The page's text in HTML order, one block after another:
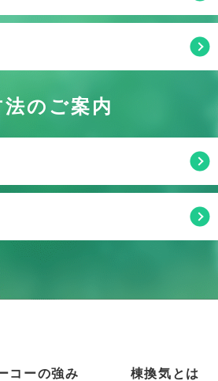
のご案内
コーの強み 棟換気とは